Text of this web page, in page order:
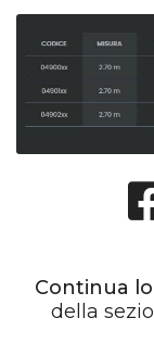
Continua
della